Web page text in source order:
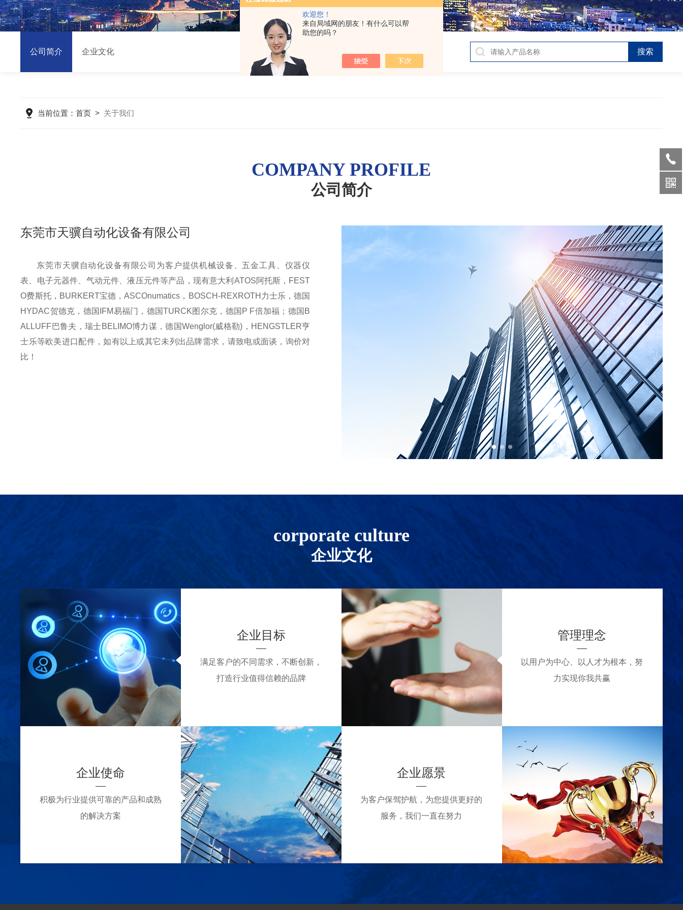
欢迎您！
来自局域网的朋友！有什么可以帮
助您的吗？
公司简介 企业文化
当前位置：首页 > 关于我们
COMPANY PROFILE
公司简介
东莞市天骥自动化设备有限公司
东莞市天骥自动化设备有限公司为客户提供机械设备、五金工具、仪器仪
表、电子元器件、气动元件、液压元件等产品，现有意大利ATOS阿托斯，FEST
O费斯托，BURKERT宝德，ASCOnumatics，BOSCH-REXROTH力士乐，德国
HYDAC贺德克，德国IFM易福门，德国TURCK图尔克，德国P F倍加福；德国B
ALLUFF巴鲁夫，瑞士BELIMO博力谋，德国Wenglor(威格勒)，HENGSTLER亨
士乐等欧美进口配件，如有以上或其它未列出品牌需求，请致电或面谈，询价对
比！
corporate culture
企业文化
企业目标
满足客户的不同需求，不断创新，
打造行业值得信赖的品牌
管理理念
以用户为中心、以人才为根本，努
力实现你我共赢
企业使命
积极为行业提供可靠的产品和成熟
的解决方案
企业愿景
为客户保驾护航，为您提供更好的
服务，我们一直在努力